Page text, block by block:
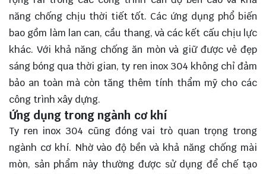
năng chống chịu thời tiết tốt. Các ứng dụng phổ biến
bao gồm làm lan can, cầu thang, và các kết cấu chịu lực
khác. Với khả năng chống ăn mòn và giữ được vẻ đẹp
sáng bóng qua thời gian, ty ren inox 304 không chỉ đảm
bảo an toàn mà còn tăng thêm tính thẩm mỹ cho các
công trình xây dựng.
Ứng dụng trong ngành cơ khí
Ty ren inox 304 cũng đóng vai trò quan trọng trong
ngành cơ khí. Nhờ vào độ bền và khả năng chống mài
mòn, sản phẩm này thường được sử dụng để chế tạo